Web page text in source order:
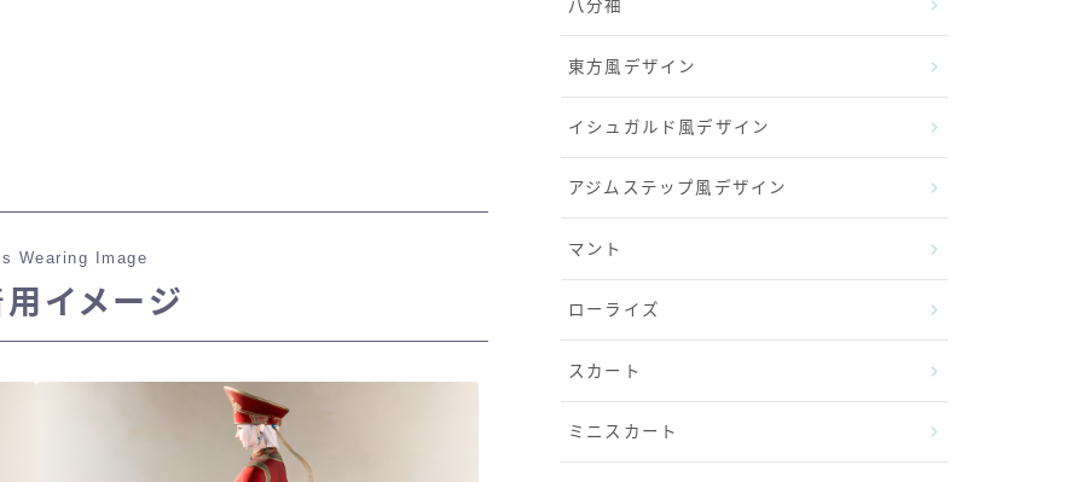
三分丈
Wearing Image
イメージ
八分袖
東方風デザイン
イシュガルド風デザイン
アジムステップ風デザイン
マント
ローライズ
スカート
ミニスカート